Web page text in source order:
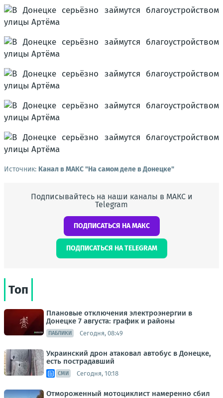
Источник: Канал в МАКС "На самом деле в Донецке"
Подписывайтесь на наши каналы в МАКС и
Telegram
ПОДПИСАТЬСЯ НА МАКС
ПОДПИСАТЬСЯ НА TELEGRAM
Топ
Плановые отключения электроэнергии в
Донецке 7 августа: график и районы
ПАБЛИКИ Сегодня, 08:49
Украинский дрон атаковал автобус в Донецке,
есть пострадавший
СМИ Сегодня, 10:18
Отмороженный мотоциклист намеренно сбил